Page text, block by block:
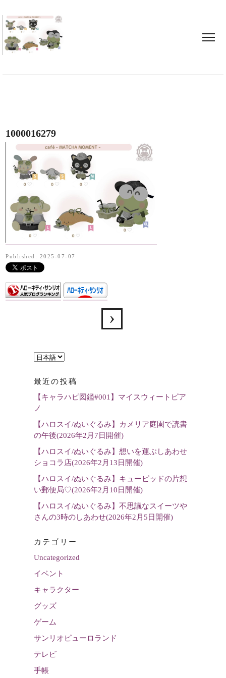
1000016279
Published: 2025-07-07
言
を
選
最近の投稿
【キャラハピ図鑑#001】マイスウィートピア
ノ
【ハロスイ/ぬいぐるみ】カメリア庭園で読書
の午後(2026年2月7日開催)
【ハロスイ/ぬいぐるみ】想いを運ぶしあわせ
ショコラ店(2026年2月13日開催)
【ハロスイ/ぬいぐるみ】キューピッドの片想
い郵便局♡(2026年2月10日開催)
【ハロスイ/ぬいぐるみ】不思議なスイーツや
さんの3時のしあわせ(2026年2月5日開催)
カテゴリー
Uncategorized
イベント
キャラクター
グッズ
ゲーム
サンリオピューロランド
テレビ
手帳